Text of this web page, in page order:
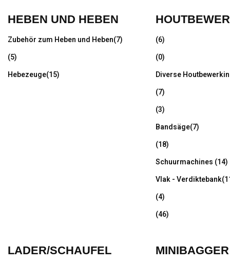
HEBEN UND HEBEN
Zubehör zum Heben und Heben(7)
(5)
Hebezeuge(15)
(6)
(0)
Diverse
(7)
(3)
Bandsäge(7)
(18)
Schuurmachines (14)
Vlak - Verdiktebank
(4)
(46)
LADER/SCHAUFEL MINIBAGGER